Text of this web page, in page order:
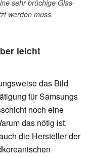
sehr brüchige Glas-
werden muss.
leicht
das Bild
für Samsungs
noch eine
das nötig ist,
die Hersteller der